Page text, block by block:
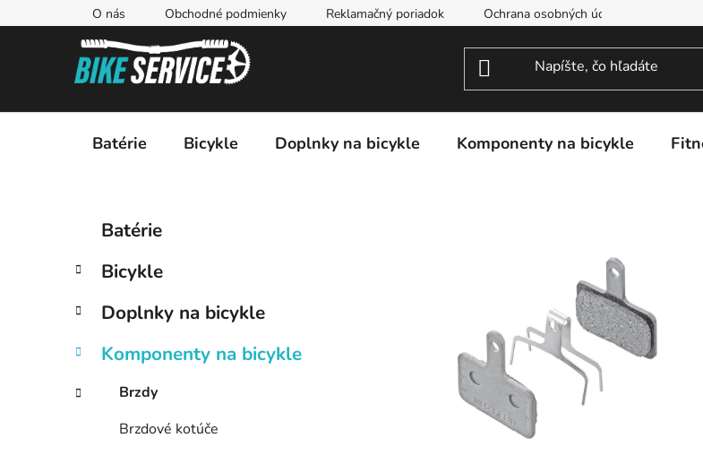
na
O nás Obchodné podmienky Reklamačný poriadok Ochrana osobných údajov
Batérie Bicykle Doplnky na bicykle Komponenty na bicykle
č
ý
a
n
e
Preskočiť
kategórie
e
ó
i
Batérie
Bicykle
Doplnky na bicykle
Komponenty na bicykle
Brzdy
Brzdové kotúče